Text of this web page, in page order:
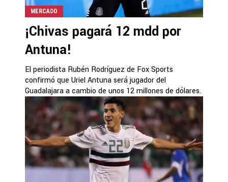
MERCADO
¡Chivas pagará 12 mdd por
Antuna!
El periodista Rubén Rodríguez de Fox Sports
confirmó que Uriel Antuna será jugador del
Guadalajara a cambio de unos 12 millones de dólares.